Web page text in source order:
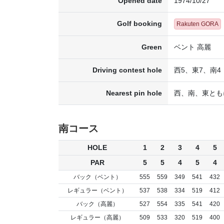
Golf booking Rakuten GORA
Green ベント 高麗
Driving contest hole 西5、東7、南4
Nearest pin hole 西、南、東と
南コース
HOLE 1 2 3 4
5
PAR
5 5 4 5 4
バック（ベント） 555 559 349 541
432
レギュラー（ベント）
537 538 334 519
412
バック（高麗）
527 554 335 541
420
レギュラー（高麗）
509 533 320 519 400